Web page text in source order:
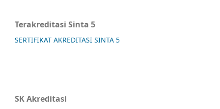
Terakreditasi Sinta 5
SERTIFIKAT AKREDITASI SINTA 5
SK Akreditasi